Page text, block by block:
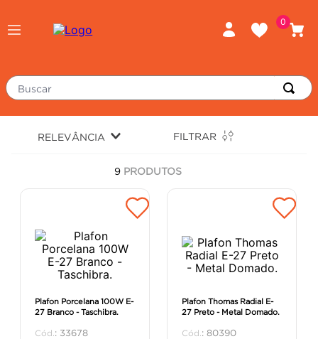
0
Buscar
RELEVÂNCIA FILTRAR
9 PRODUTOS
Plafon Porcelana 100W E-
27 Branco - Taschibra.
: 33678
Plafon Thomas Radial E-
27 Preto - Metal Domado.
: 80390
massa corrida
chuveiro
argamassa